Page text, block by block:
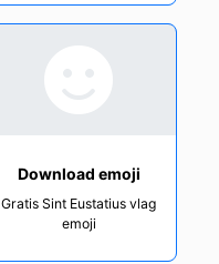
Download emoji
Gratis Sint Eustatius vlag
emoji